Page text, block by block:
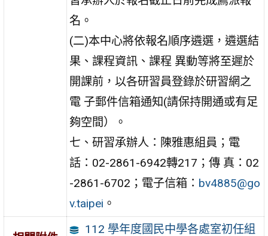
名。
(二)本中心將依報名順序遴選，遴選結
果、課程資訊、課程 異動等將至遲於
開課前，以各研習員登錄於研習網之
電 子郵件信箱通知(請保持開通或有足
夠空間）。
七、研習承辦人：陳雅惠組員；電
話：02-2861-6942轉217；傳 真：02
-2861-6702；電子信箱： bv4885@go
v.taipei 。
112 學年度國民中學各處室初任組